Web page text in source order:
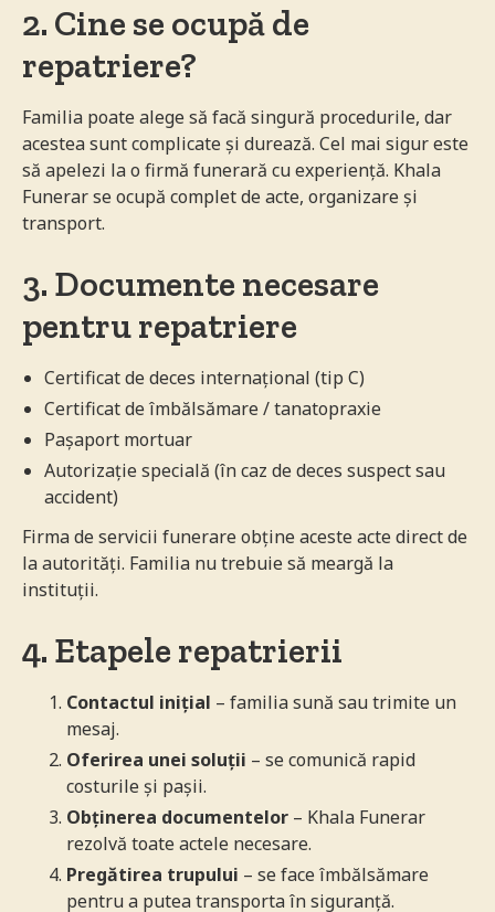
2. Cine se ocupă de
repatriere?
Familia poate alege să facă singură procedurile, dar
acestea sunt complicate și durează. Cel mai sigur este
să apelezi la o firmă funerară cu experiență. Khala
Funerar se ocupă complet de acte, organizare și
transport.
3. Documente necesare
pentru repatriere
Certificat de deces internațional (tip C)
Certificat de îmbălsămare / tanatopraxie
Pașaport mortuar
Autorizație specială (în caz de deces suspect sau
accident)
Firma de servicii funerare obține aceste acte direct de
la autorități. Familia nu trebuie să meargă la
instituții.
4. Etapele repatrierii
Contactul inițial – familia sună sau trimite un
mesaj.
Oferirea unei soluții – se comunică rapid
costurile și pașii.
Obținerea documentelor – Khala Funerar
rezolvă toate actele necesare.
Pregătirea trupului – se face îmbălsămare
pentru a putea transporta în siguranță.